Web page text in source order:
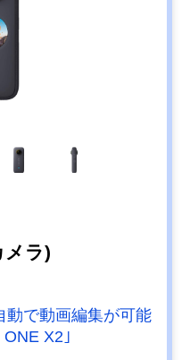
メラ)
動で動画編集が可能
X2｣